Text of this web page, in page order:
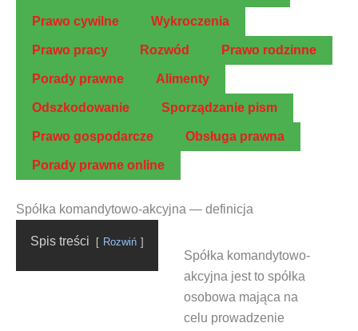
Pra­wo cywilne Wykro­cze­nia
Pra­wo pracy Roz­wód Pra­wo rodzinne
Pora­dy prawne Ali­men­ty
Odszko­do­wa­nie Spo­rzą­dza­nie pism
Pra­wo gospodarcze Obsłu­ga prawna
Pora­dy praw­ne online
Spółka komandytowo-akcyjna — definicja
Spis tre­ści Roz­wiń
Spół­ka koman­dy­to­wo-
akcyj­na jest to spół­ka
oso­bo­wa mają­ca na
celu pro­wa­dze­nie